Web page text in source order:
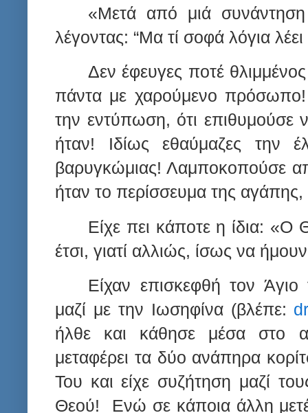
«Μετά από μιά συνάντηση
λέγοντας: “Mα τί σοφά λόγια
Δεν έφευγες ποτέ
πάντα με χαρούμενο πρόσωπο!
την εντύπωση, ότι επιθυμούσε
ήταν! Ιδίως εθαύμαζες την
βαρυγκώμιας! Λαμποκοπούσε
ήταν το περίσσευμα της
Είχε πει κάποτε η ίδια:
έτσι, γιατί αλλιώς, ίσως να
Είχαν επισκεφθή τον
μαζί με την Ιωσηφίνα (βλέπε:
ήλθε και κάθησε μέσα στο
μεταφέρει τα δύο ανάπηρα
Του και είχε συζήτηση μαζί
Θεού!
Ενώ σε κάποια άλλη